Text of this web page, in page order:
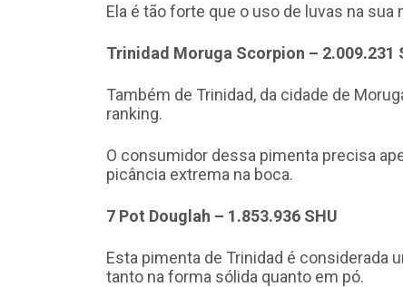
Ela é tão forte que o uso de luvas na sua
Trinidad Moruga Scorpion – 2.009.231
Também de Trinidad, da cidade de
ranking.
O consumidor dessa pimenta precisa
picância extrema na boca.
7 Pot Douglah – 1.853.936 SHU
Esta pimenta de Trinidad é considerada
tanto na forma sólida quanto em pó.